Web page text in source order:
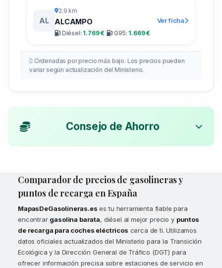
AL
2.9 km
ALCAMPO
Diésel: 1.769 € G95: 1.669 €
Ver ficha
Ordenadas por precio más bajo. Los precios pueden
variar según actualización del Ministerio.
Consejo de Ahorro
Comparador de precios de gasolineras y
puntos de recarga en España
MapasDeGasolineras.es es tu herramienta fiable para
encontrar gasolina barata, diésel al mejor precio y puntos
de recarga para coches eléctricos cerca de ti. Utilizamos
datos oficiales actualizados del Ministerio para la Transición
Ecológica y la Dirección General de Tráfico (DGT) para
ofrecer información precisa sobre estaciones de servicio en